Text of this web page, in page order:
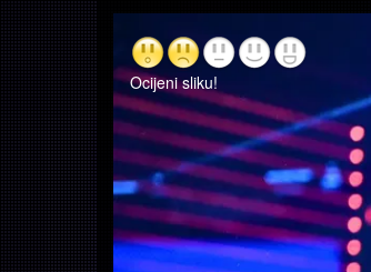
Ocijeni sliku!